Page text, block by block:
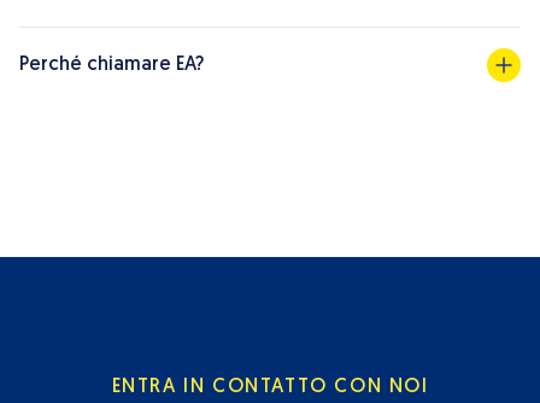
Perché chiamare EA?
ENTRA IN CONTATTO CON NOI